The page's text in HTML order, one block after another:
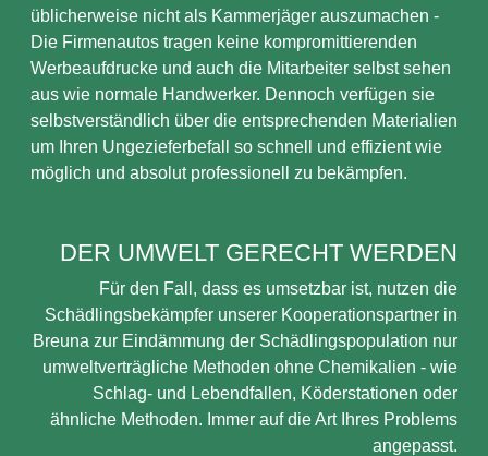
üblicherweise nicht als Kammerjäger auszumachen -
Die Firmenautos tragen keine kompromittierenden
Werbeaufdrucke und auch die Mitarbeiter selbst sehen
aus wie normale Handwerker. Dennoch verfügen sie
selbstverständlich über die entsprechenden Materialien
um Ihren Ungezieferbefall so schnell und effizient wie
möglich und absolut professionell zu bekämpfen.
DER UMWELT GERECHT WERDEN
Für den Fall, dass es umsetzbar ist, nutzen die
Schädlingsbekämpfer unserer Kooperationspartner in
Breuna zur Eindämmung der Schädlingspopulation nur
umweltverträgliche Methoden ohne Chemikalien - wie
Schlag- und Lebendfallen, Köderstationen oder
ähnliche Methoden. Immer auf die Art Ihres Problems
angepasst.